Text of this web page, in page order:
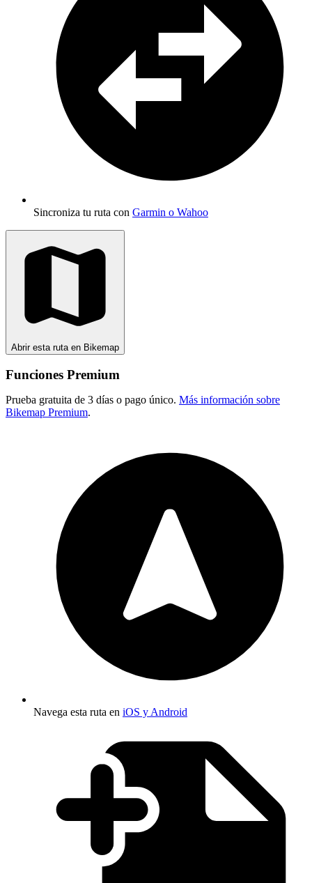
Sincroniza tu ruta con Garmin o Wahoo
Abrir esta ruta en Bikemap
Funciones Premium
Prueba gratuita de 3 días o pago único. Más información sobre
Bikemap Premium.
Navega esta ruta en iOS y Android